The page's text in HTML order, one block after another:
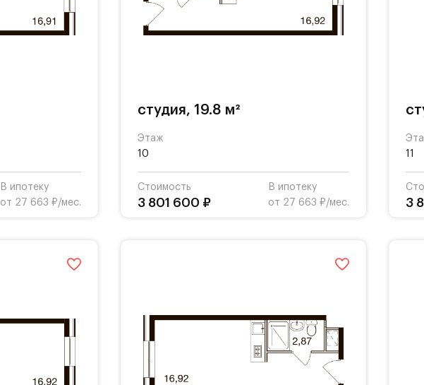
В ипотеку
от 27 663 ₽/мес.
студия, 19.8 м²
Этаж
10
Стоимость
3 801 600 ₽
В ипотеку
от 27 663 ₽/мес.
11
3